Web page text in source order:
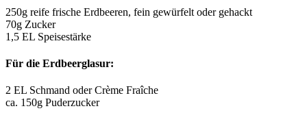
250g reife frische Erdbeeren, fein gewürfelt oder gehackt
70g Zucker
1,5 EL Speisestärke
Für die Erdbeerglasur:
2 EL Schmand oder Crème Fraîche
ca. 150g Puderzucker